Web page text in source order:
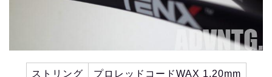
ストリング プロレッドコードWAX 1.20mm